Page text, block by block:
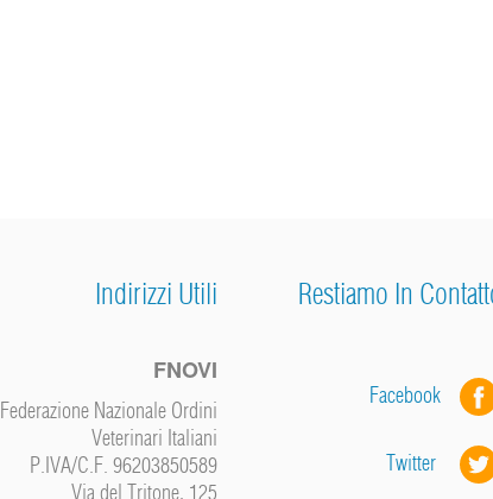
Indirizzi Utili
FNOVI
Federazione Nazionale Ordini
Veterinari Italiani
P.IVA/C.F. 96203850589
Via del Tritone, 125
Restiamo In
Facebook
Twitter